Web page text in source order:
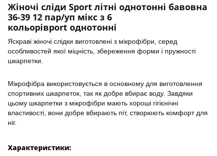
Жіночі сліди Sport літні однотонні бавовна
36-39 12 пар/уп мікс з 6
кольорівport однотонні
Яскраві жіночі слідки виготовлені з мікрофібри, серед
особливостей якої міцність, збереження форми і пружності
шкарпетки.
Мікрофібра використовується в основному для виготовлення
спортивних шкарпеток, так як добре вбирає воду. Завдяки
цьому шкарпетки з мікрофібри мають хороші гігієнічні
властивості, вони добре вбирають піт, створюють комфорт для
ніг.
Характеристики: